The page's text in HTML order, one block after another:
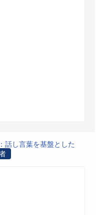
話し言葉を基盤とした